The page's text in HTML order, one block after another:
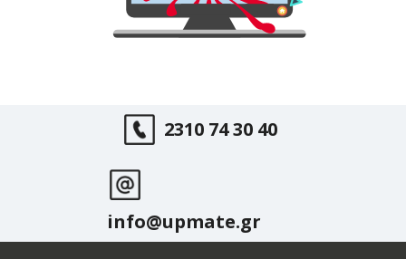
2310 74 30 40
info@upmate.gr